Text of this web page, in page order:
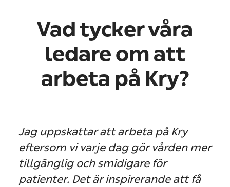
Vad tycker våra
ledare om att
arbeta på Kry?
Jag uppskattar att arbeta på Kry
eftersom vi varje dag gör vården mer
tillgänglig och smidigare för
patienter. Det är inspirerande att få